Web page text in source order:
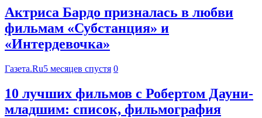
Актриса Бардо призналась в любви
фильмам «Субстанция» и
«Интердевочка»
Газета.Ru5 месяцев спустя 0
10 лучших фильмов с Робертом Дауни-
младшим: список, фильмография